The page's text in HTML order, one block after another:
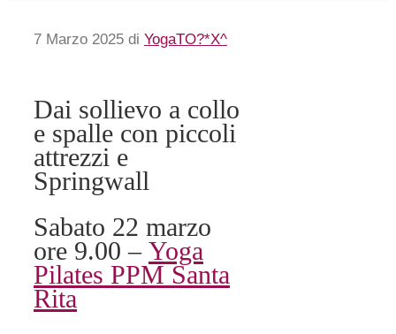
7 Marzo 2025 di YogaTO?*X^
Dai sollievo a collo
e spalle con piccoli
attrezzi e
Springwall
Sabato 22 marzo
ore 9.00 – Yoga
Pilates PPM Santa
Rita